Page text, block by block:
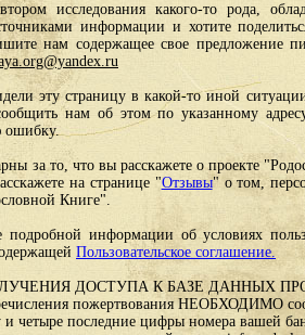
исследования какого-то рода,
информации и хотите
нам содержащее свое предложение
эту страницу в какой-то иной
нам об этом по указанному
ошибку.
за то, что вы расскажете о проекте
на странице "Отзывы" о том,
Книге".
подробной информации об условиях
Пользовательское соглашение.
ДОСТУПА К БАЗЕ ДАННЫХ
пожертвования НЕОБХОДИМО
и четыре последние цифры номера вашей